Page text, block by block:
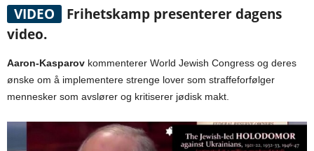
VIDEO
Frihetskamp presenterer dagens
video.
Aaron-Kasparov kommenterer World Jewish Congress og deres
ønske om å implementere strenge lover som straffeforfølger
mennesker som avslører og kritiserer jødisk makt.